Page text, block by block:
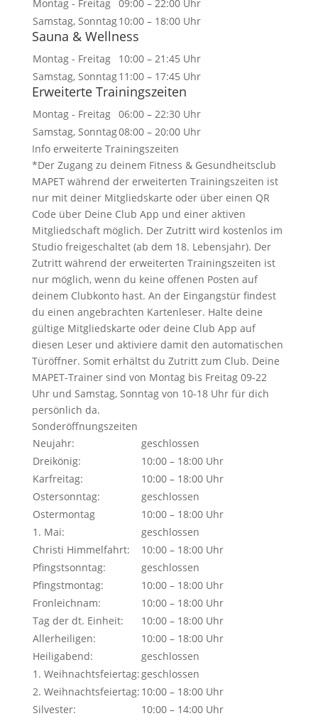
Montag - Freitag 09:00 – 22:00 Uhr
Samstag, Sonntag10:00 – 18:00 Uhr
Sauna & Wellness
Montag - Freitag
10:00 – 21:45 Uhr
Samstag, Sonntag11:00 – 17:45 Uhr
Erweiterte Trainingszeiten
Montag - Freitag 06:00 – 22:30 Uhr
Samstag, Sonntag08:00 – 20:00 Uhr
Info erweiterte Trainingszeiten
*Der Zugang zu deinem Fitness & Gesundheitsclub
MAPET während der erweiterten Trainingszeiten ist
nur mit deiner Mitgliedskarte oder über einen QR
Code über Deine Club App und einer aktiven
Mitgliedschaft möglich. Der Zutritt wird kostenlos im
Studio freigeschaltet (ab dem 18. Lebensjahr). Der
Zutritt während der erweiterten Trainingszeiten ist
nur möglich, wenn du keine offenen Posten auf
deinem Clubkonto hast. An der Eingangstür findest
du einen angebrachten Kartenleser. Halte deine
gültige Mitgliedskarte oder deine Club App auf
diesen Leser und aktiviere damit den automatischen
Türöffner. Somit erhältst du Zutritt zum Club. Deine
MAPET-Trainer sind von Montag bis Freitag 09-22
Uhr und Samstag, Sonntag von 10-18 Uhr für dich
persönlich da.
Sonderöffnungszeiten
Neujahr:
geschlossen
Dreikönig:
10:00 – 18:00 Uhr
Karfreitag:
10:00 – 18:00 Uhr
Ostersonntag:
geschlossen
Ostermontag
10:00 – 18:00 Uhr
1. Mai:
geschlossen
Christi Himmelfahrt:
10:00 – 18:00 Uhr
Pfingstsonntag:
geschlossen
Pfingstmontag:
10:00 – 18:00 Uhr
Fronleichnam:
10:00 – 18:00 Uhr
Tag der dt. Einheit:
10:00 – 18:00 Uhr
Allerheiligen:
10:00 – 18:00 Uhr
Heiligabend:
geschlossen
1. Weihnachtsfeiertag:geschlossen
2. Weihnachtsfeiertag: 10:00 – 18:00 Uhr
Silvester:
10:00 – 14:00 Uhr